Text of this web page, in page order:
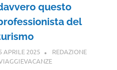
questo
del
APRILE 2025
REDAZIONE
GUIDE